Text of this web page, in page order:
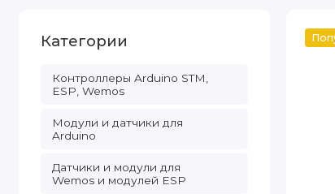
Категории
Контроллеры Arduino STM,
ESP, Wemos
Модули и датчики для
Arduino
Датчики и модули для
Wemos и модулей ESP